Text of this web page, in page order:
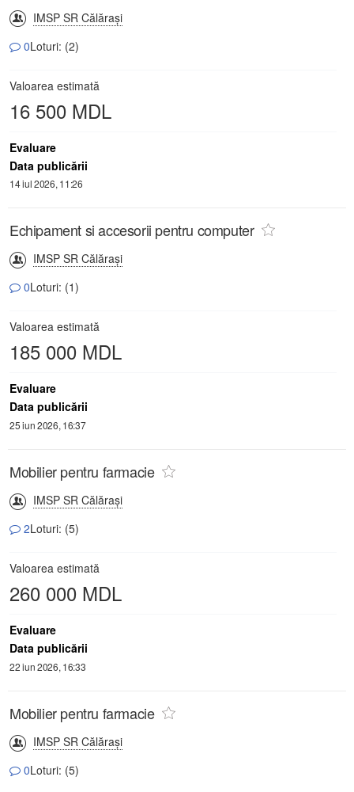
IMSP SR Călăraşi
0Loturi: (2)
Valoarea estimată
16 500 MDL
Evaluare
Data publicării
14 iul 2026, 11:26
Echipament si accesorii pentru computer
IMSP SR Călăraşi
0Loturi: (1)
Valoarea estimată
185 000 MDL
Evaluare
Data publicării
25 iun 2026, 16:37
Mobilier pentru farmacie
IMSP SR Călăraşi
2Loturi: (5)
Valoarea estimată
260 000 MDL
Evaluare
Data publicării
22 iun 2026, 16:33
Mobilier pentru farmacie
IMSP SR Călăraşi
0Loturi: (5)